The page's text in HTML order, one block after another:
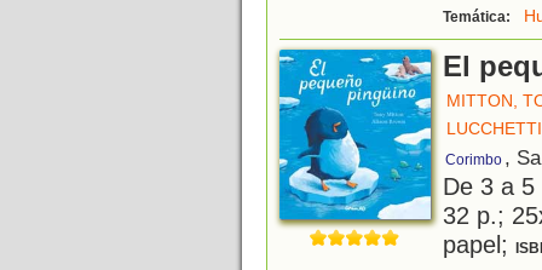
Temática:
El
MITTON,
Corimbo ,
De 3 a
32 p.;
papel;